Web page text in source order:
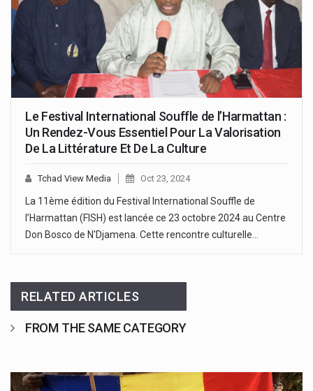
Le Festival International Souffle de l’Harmattan :
Un Rendez-Vous Essentiel Pour La Valorisation
De La Littérature Et De La Culture
Tchad View Media Oct 23, 2024
La 11ème édition du Festival International Souffle de
l’Harmattan (FISH) est lancée ce 23 octobre 2024 au Centre
Don Bosco de N'Djamena. Cette rencontre culturelle…
RELATED ARTICLES
FROM THE SAME CATEGORY